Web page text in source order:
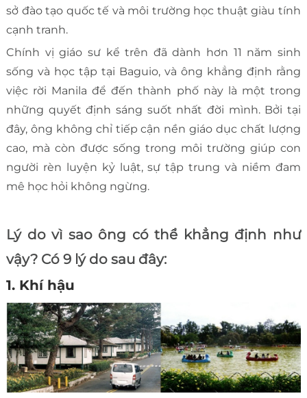
sở đào tạo quốc tế và môi trường học thuật giàu tính
cạnh tranh.
Chính vị giáo sư kể trên đã dành hơn 11 năm sinh
sống và học tập tại Baguio, và ông khẳng định rằng
việc rời Manila để đến thành phố này là một trong
những quyết định sáng suốt nhất đời mình. Bởi tại
đây, ông không chỉ tiếp cận nền giáo dục chất lượng
cao, mà còn được sống trong môi trường giúp con
người rèn luyện kỷ luật, sự tập trung và niềm đam
mê học hỏi không ngừng.
Lý do vì sao ông có thể khẳng định như
vậy? Có 9 lý do sau đây:
1. Khí hậu